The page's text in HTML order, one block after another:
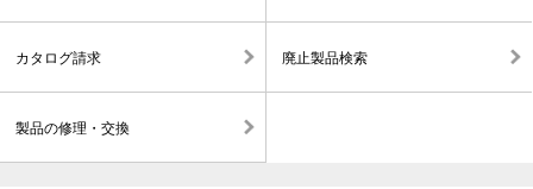
カタログ請求 廃止製品検索
製品の修理・交換